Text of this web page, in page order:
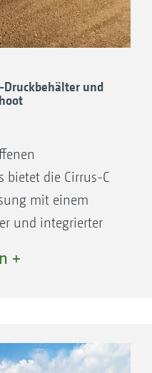
für
Saatgutbehälter
und
bietet die Cirrus-C
mit einem
und integrierter
wird das zweite
+